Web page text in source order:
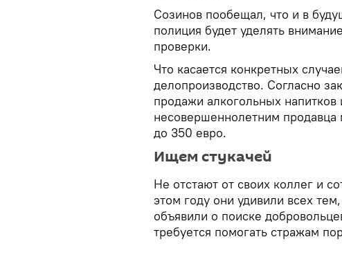
Созинов пообещал, что и в
полиция будет уделять
проверки.
Что касается конкретных
делопроизводство. Согласно
продажи алкогольных напитков
несовершеннолетним
до 350 евро.
Ищем стукачей
Не отстают от своих коллег и
этом году они удивили всех
объявили о поиске
требуется помогать стражам